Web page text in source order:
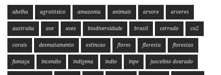
abelha agrotóxico amazonia animais arvore arvores
australia ave aves biodiversidade brasil cerrado co2
corais desmatamento extincao flores floresta florestas
fumaça incendio indigena indio inpe juscelino dourado